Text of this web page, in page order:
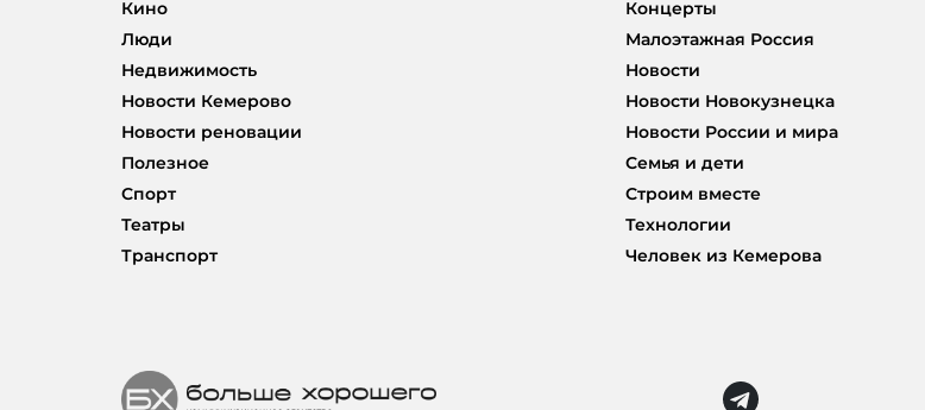
Кино
Концерты
Люди
Малоэтажная Россия
Недвижимость
Новости
Новости Кемерово
Новости Новокузнецка
Новости реновации
Новости России и мира
Полезное
Семья и дети
Спорт
Строим вместе
Театры
Технологии
Транспорт
Человек из Кемерова